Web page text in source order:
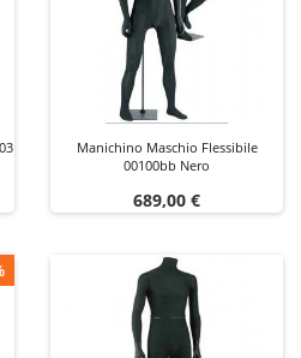
Manichino Maschio Flessibile
00100bb Nero
Prezzo
689,00 €